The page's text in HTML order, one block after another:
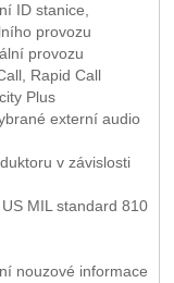
ID stanice,
provozu
provozu
Rapid Call
Plus
externí audio
v závislosti
MIL standard 810
nouzové informace